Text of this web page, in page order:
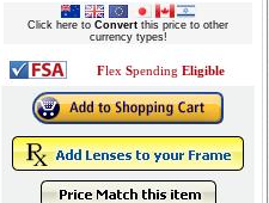
Click here to Convert this price to other
currency types!
Flex Spending Eligible